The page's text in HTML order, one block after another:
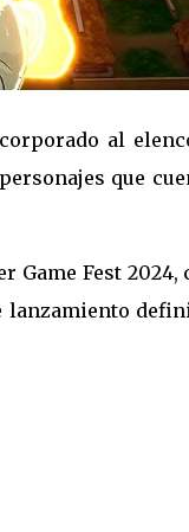
al
que
Game Fest 2024,
lanzamiento